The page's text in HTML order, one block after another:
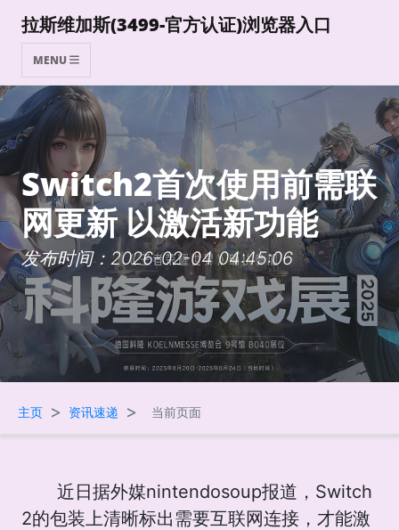
拉斯维加斯(3499-官方认证)浏览器入口
MENU
Switch2首次使用前需联
网更新 以激活新功能
发布时间：2026-02-04 04:45:06
主页 > 资讯速递 > 当前页面
近日据外媒nintendosoup报道，Switch
2的包装上清晰标出需要互联网连接，才能激